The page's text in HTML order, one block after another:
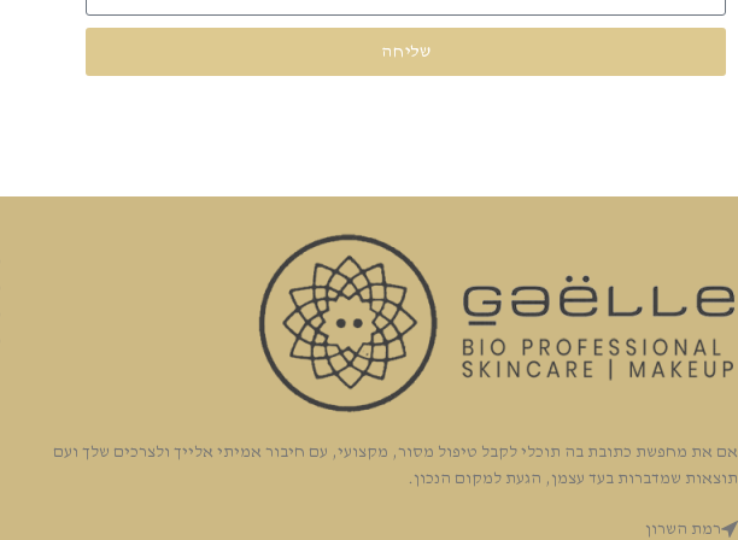
שליחה
אם את מחפשת כתובת בה תוכלי לקבל טיפול מסור, מקצועי, עם חיבור אמיתי אלייך ולצרכים שלך ועם
תוצאות שמדברות בעד עצמן, הגעת למקום הנכון.
רמת השרון